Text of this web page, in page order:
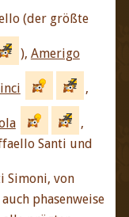
(der größte
), Amerigo
,
,
Santi und
Simoni, von
phasenweise